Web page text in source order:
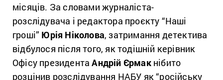
місяців. За словами журналіста-
розслідувача і редактора проєкту “Наші
гроші” Юрія Ніколова, затримання детектива
відбулося після того, як тодішній керівник
Офісу президентаАндрій Єрмакнібито
розцінив розслідування НАБУ як “російську